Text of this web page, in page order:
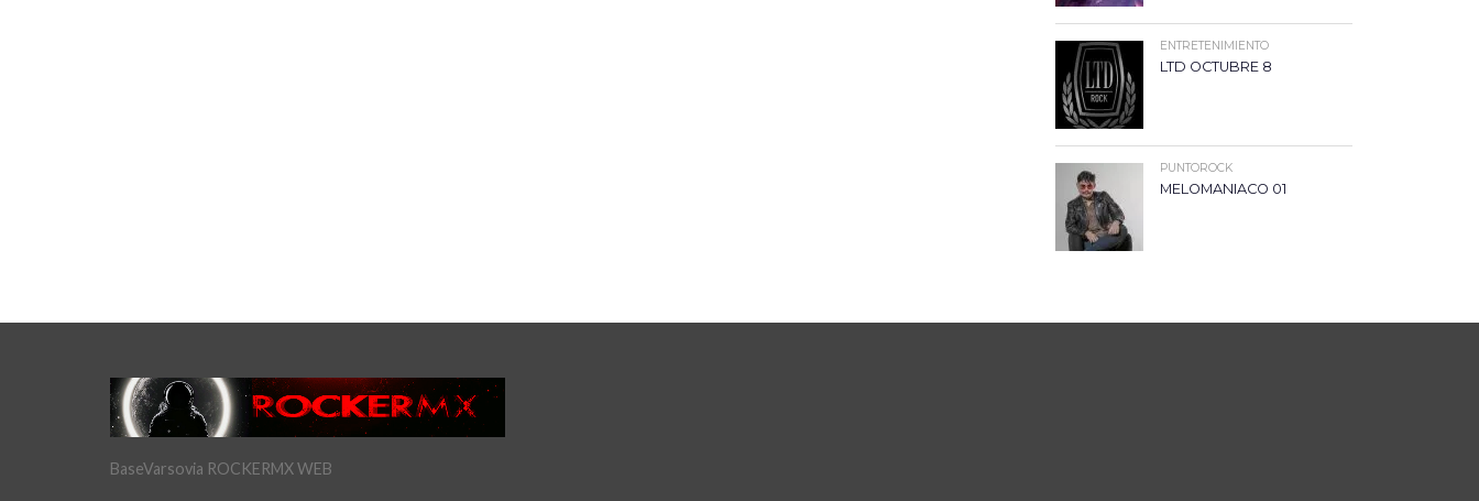
ENTRETENIMIENTO
LTD OCTUBRE 8
PUNTOROCK
MELOMANIACO 01
BaseVarsovia ROCKERMX WEB